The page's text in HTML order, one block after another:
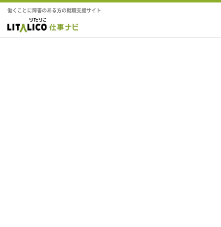
働くことに障害のある方の就職支援サイト